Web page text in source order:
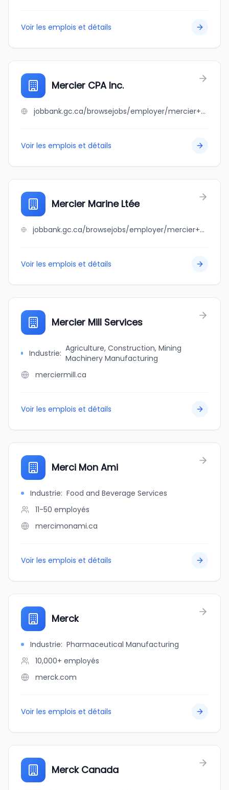
Voir les emplois et détails
Mercier CPA Inc.
jobbank.gc.ca/browsejobs/employer/mercier+cpa++inc./ca
Voir les emplois et détails
Mercier Marine Ltée
jobbank.gc.ca/browsejobs/employer/mercier+marine+lt%C3%A9e/ca
Voir les emplois et détails
Mercier Mill Services
Industrie: Agriculture, Construction, Mining
Machinery Manufacturing
merciermill.ca
Voir les emplois et détails
Merci Mon Ami
Industrie: Food and Beverage Services
11-50 employés
mercimonami.ca
Voir les emplois et détails
Merck
Industrie: Pharmaceutical Manufacturing
10,000+ employés
merck.com
Voir les emplois et détails
Merck Canada